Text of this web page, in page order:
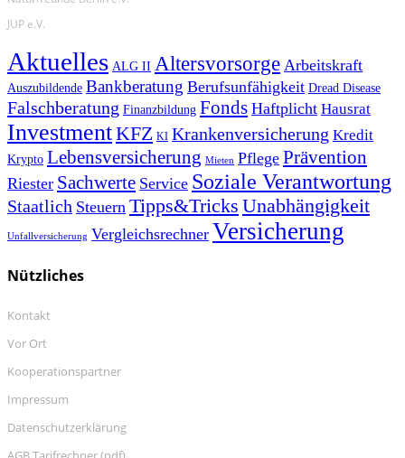
JUP e.V.
Aktuelles ALG II Altersvorsorge Arbeitskraft
Auszubildende Bankberatung Berufsunfähigkeit Dread Disease
Falschberatung Finanzbildung Fonds Haftplicht Hausrat
InvestmentKFZ KI Krankenversicherung Kredit
Krypto Lebensversicherung Mieten Pflege Prävention
Riester Sachwerte Service Soziale Verantwortung
Staatlich Steuern Tipps&Tricks Unabhängigkeit
Unfallversicherung Vergleichsrechner Versicherung
Nützliches
Kontakt
Vor Ort
Kooperationspartner
Impressum
Datenschutzerklärung